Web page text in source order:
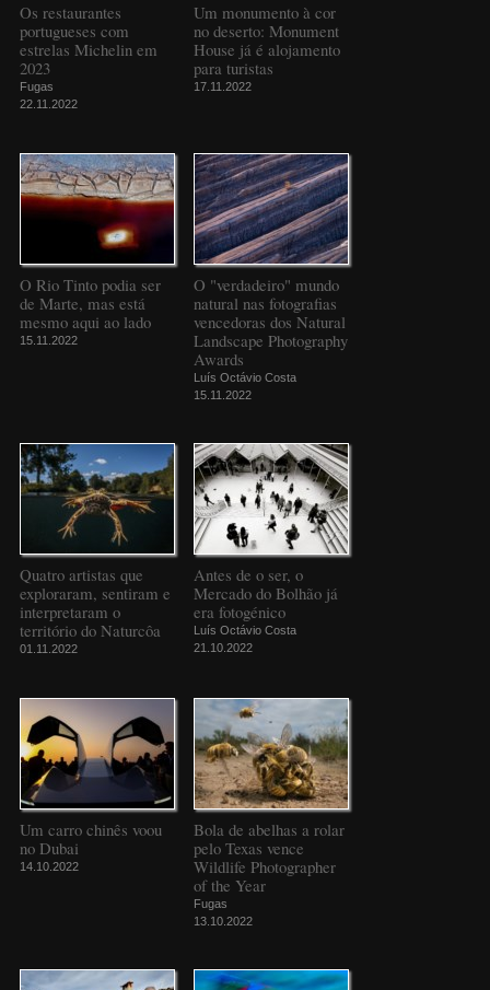
Os restaurantes
portugueses com
estrelas Michelin em
2023
Fugas
22.11.2022
Um monumento à cor
no deserto: Monument
House já é alojamento
para turistas
17.11.2022
O Rio Tinto podia ser
de Marte, mas está
mesmo aqui ao lado
15.11.2022
O "verdadeiro" mundo
natural nas fotografias
vencedoras dos Natural
Landscape Photography
Awards
Luís Octávio Costa
15.11.2022
Quatro artistas que
exploraram, sentiram e
interpretaram o
território do Naturcôa
01.11.2022
Antes de o ser, o
Mercado do Bolhão já
era fotogénico
Luís Octávio Costa
21.10.2022
Um carro chinês voou
no Dubai
14.10.2022
Bola de abelhas a rolar
pelo Texas vence
Wildlife Photographer
of the Year
Fugas
13.10.2022